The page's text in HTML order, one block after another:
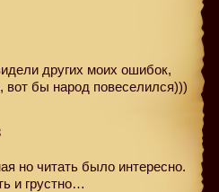
других моих ошибок,
вот бы народ повеселился)))
но читать было интересно.
и грустно…